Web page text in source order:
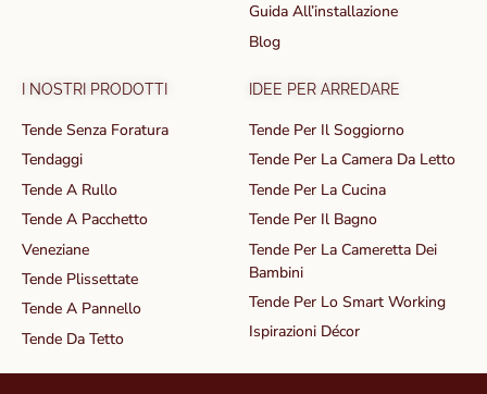
Guida All’installazione
Blog
I NOSTRI PRODOTTI
Tende Senza Foratura
Tendaggi
Tende A Rullo
Tende A Pacchetto
Veneziane
Tende Plissettate
Tende A Pannello
Tende Da Tetto
IDEE PER ARREDARE
Tende Per Il Soggiorno
Tende Per La Camera Da Letto
Tende Per La Cucina
Tende Per Il Bagno
Tende Per La Cameretta Dei
Bambini
Tende Per Lo Smart Working
Ispirazioni Décor